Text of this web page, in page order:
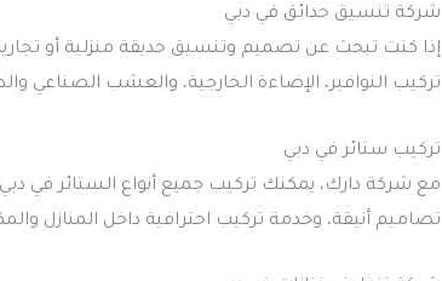
شركة تنسيق حدائق في دبي
إذا كنت تبحث عن تصميم وتنسيق حديقة منزلية أو
تركيب النوافير، الإضاءة الخارجية، والعشب الصناعي
تركيب ستائر في دبي
مع شركة دارك، يمكنك تركيب جميع أنواع الستائر في
تصاميم أنيقة، وخدمة تركيب احترافية داخل المنازل